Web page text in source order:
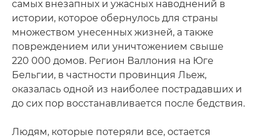
самых внезапных и ужасных наводнений в
истории, которое обернулось для страны
множеством унесенных жизней, а также
повреждением или уничтожением свыше
220 000 домов. Регион Валлония на Юге
Бельгии, в частности провинция Льеж,
оказалась одной из наиболее пострадавших и
до сих пор восстанавливается после бедствия.
Людям, которые потеряли все, остается